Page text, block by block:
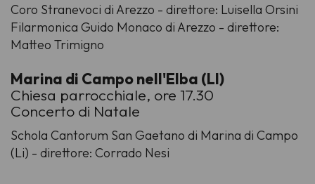
Coro Stranevoci di Arezzo - direttore: Luisella Orsini
Filarmonica Guido Monaco di Arezzo - direttore:
Matteo Trimigno
Marina di Campo nell'Elba (LI)
Chiesa parrocchiale, ore 17.30
Concerto di Natale
Schola Cantorum San Gaetano di Marina di Campo
(Li) - direttore: Corrado Nesi